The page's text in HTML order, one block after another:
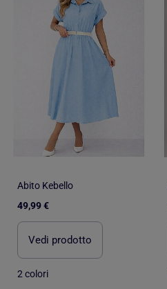
Abito Kebello
49,99 €
Vedi prodotto
2 colori